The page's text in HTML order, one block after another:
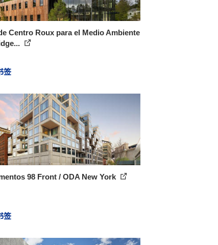
Centro Roux para el Medio Ambiente
签
98 Front / ODA New York
签